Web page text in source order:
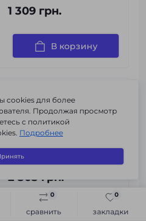
сравнить
0
закладки
0
В корзину
1 309 грн.
В корзину
ванную “Эконом” №87
(с двумя дверьми)
Код товара:s-k#87
2 503 грн.
В корзину
cookies для более
Продолжая просмотр
с политикой
Подробнее